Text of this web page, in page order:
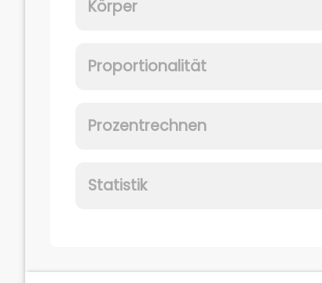
Körper
Proportionalität
Prozentrechnen
Statistik